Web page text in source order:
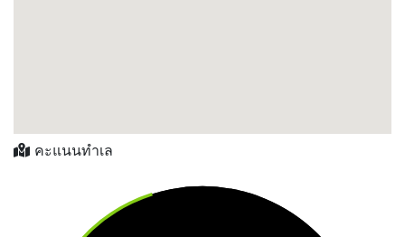
คะแนนทำเล